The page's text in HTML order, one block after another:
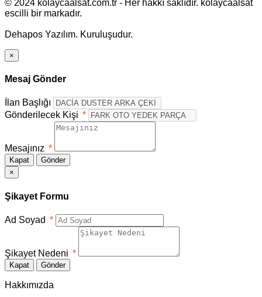
© 2024 kolaycaalsat.com.tr - Her hakkı saklıdır. kolaycaalsat
escilli bir markadır.
Dehapos Yazılım. Kuruluşudur.
×
Mesaj Gönder
İlan Başlığı
Gönderilecek Kişi *
Mesajınız *
Kapat
Gönder
×
Şikayet Formu
Ad Soyad *
Şikayet Nedeni *
Kapat Gönder
Hakkımızda